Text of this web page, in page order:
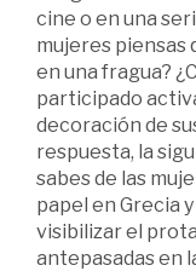
cine o en una
mujeres piensas
en una fragua?
participado
decoración de
respuesta, la
sabes de las
papel en Grecia
visibilizar el
antepasadas en